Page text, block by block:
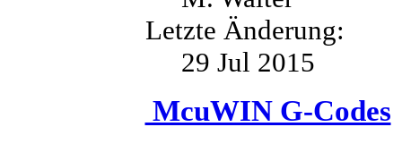
Letzte Änderung:
29 Jul 2015
McuWIN G-Codes